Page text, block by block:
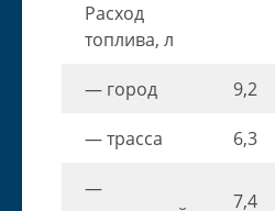
Расход
топлива, л
— город 9,2
— трасса 6,3
—
7,4